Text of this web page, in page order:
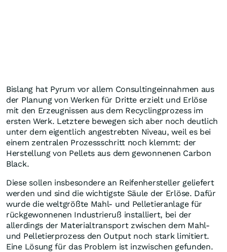
Bislang hat Pyrum vor allem Consultingeinnahmen aus
der Planung von Werken für Dritte erzielt und Erlöse
mit den Erzeugnissen aus dem Recyclingprozess im
ersten Werk. Letztere bewegen sich aber noch deutlich
unter dem eigentlich angestrebten Niveau, weil es bei
einem zentralen Prozessschritt noch klemmt: der
Herstellung von Pellets aus dem gewonnenen Carbon
Black.
Diese sollen insbesondere an Reifenhersteller geliefert
werden und sind die wichtigste Säule der Erlöse. Dafür
wurde die weltgrößte Mahl- und Pelletieranlage für
rückgewonnenen Industrieruß installiert, bei der
allerdings der Materialtransport zwischen dem Mahl-
und Pelletierprozess den Output noch stark limitiert.
Eine Lösung für das Problem ist inzwischen gefunden.